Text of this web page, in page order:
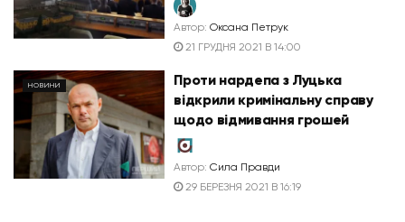
Автор: Оксана Петрук
21 ГРУДНЯ 2021 В 14:00
НОВИНИ
Проти нардепа з Луцька
відкрили кримінальну справу
щодо відмивання грошей
Автор: Сила Правди
29 БЕРЕЗНЯ 2021 В 16:19